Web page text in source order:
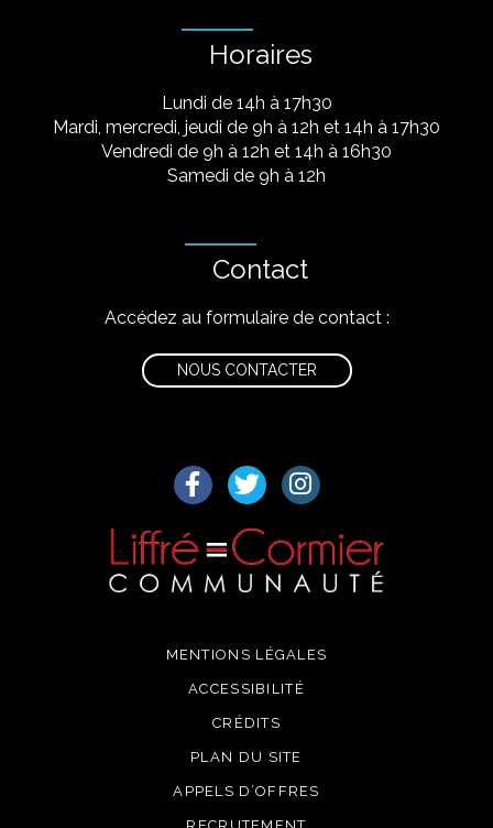
Horaires
Lundi de 14h à 17h30
Mardi, mercredi, jeudi de 9h à 12h et 14h à 17h30
Vendredi de 9h à 12h et 14h à 16h30
Samedi de 9h à 12h
Contact
Accédez au formulaire de contact :
NOUS CONTACTER
Lien vers le compte Facebook
Lien vers le compte Twitter
Lien vers le compte
MENTIONS LÉGALES
ACCESSIBILITÉ
CRÉDITS
PLAN DU SITE
APPELS D’OFFRES